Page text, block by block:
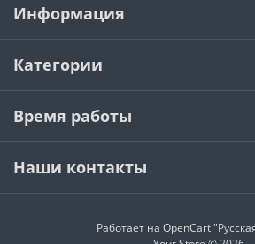
Информация
Категории
Время работы
Наши контакты
Работает на OpenCart